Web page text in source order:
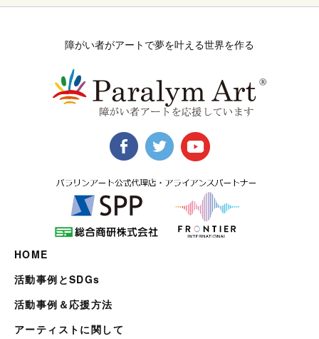
障がい者がアートで夢を叶える世界を作る
HOME
活動事例とSDGs
活動事例＆応援方法
アーティストに関して